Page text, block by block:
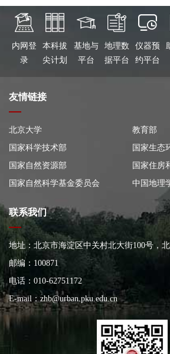
内网登
录
本科拔
尖计划
基地与
平台
地理数
据平台
仪器预
约平台
友情链接
北京大学
教育部
国家科学技术部
国家生态
国家自然资源部
国家住房
国家自然科学基金委员会
中国地理
联系我们
地址：北京市海淀区中关村北大街100号，
大楼
邮编：100871
电话：010-62751172
E-mail： zhb@urban.pku.edu.cn